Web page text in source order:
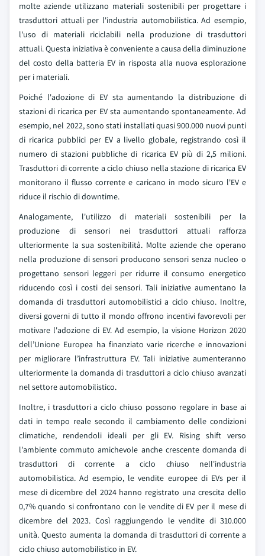
molte aziende utilizzano materiali sostenibili per progettare i
trasduttori attuali per l'industria automobilistica. Ad esempio,
l'uso di materiali riciclabili nella produzione di trasduttori
attuali. Questa iniziativa è conveniente a causa della diminuzione
del costo della batteria EV in risposta alla nuova esplorazione
per i materiali.
Poiché l'adozione di EV sta aumentando la distribuzione di
stazioni di ricarica per EV sta aumentando spontaneamente. Ad
esempio, nel 2022, sono stati installati quasi 900.000 nuovi punti
di ricarica pubblici per EV a livello globale, registrando così il
numero di stazioni pubbliche di ricarica EV più di 2,5 milioni.
Trasduttori di corrente a ciclo chiuso nella stazione di ricarica EV
monitorano il flusso corrente e caricano in modo sicuro l'EV e
riduce il rischio di downtime.
Analogamente, l'utilizzo di materiali sostenibili per la
produzione di sensori nei trasduttori attuali rafforza
ulteriormente la sua sostenibilità. Molte aziende che operano
nella produzione di sensori producono sensori senza nucleo o
progettano sensori leggeri per ridurre il consumo energetico
riducendo così i costi dei sensori. Tali iniziative aumentano la
domanda di trasduttori automobilistici a ciclo chiuso. Inoltre,
diversi governi di tutto il mondo offrono incentivi favorevoli per
motivare l'adozione di EV. Ad esempio, la visione Horizon 2020
dell’Unione Europea ha finanziato varie ricerche e innovazioni
per migliorare l’infrastruttura EV. Tali iniziative aumenteranno
ulteriormente la domanda di trasduttori a ciclo chiuso avanzati
nel settore automobilistico.
Inoltre, i trasduttori a ciclo chiuso possono regolare in base ai
dati in tempo reale secondo il cambiamento delle condizioni
climatiche, rendendoli ideali per gli EV. Rising shift verso
l'ambiente commuto amichevole anche crescente domanda di
trasduttori di corrente a ciclo chiuso nell'industria
automobilistica. Ad esempio, le vendite europee di EVs per il
mese di dicembre del 2024 hanno registrato una crescita dello
0,7% quando si confrontano con le vendite di EV per il mese di
dicembre del 2023. Così raggiungendo le vendite di 310.000
unità. Questo aumenta la domanda di trasduttori di corrente a
ciclo chiuso automobilistico in EV.